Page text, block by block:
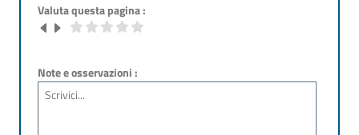
Valuta questa pagina :
Note e osservazioni :